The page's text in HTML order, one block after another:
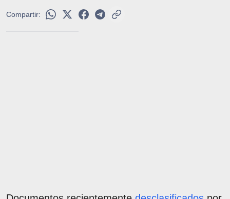
Compartir: